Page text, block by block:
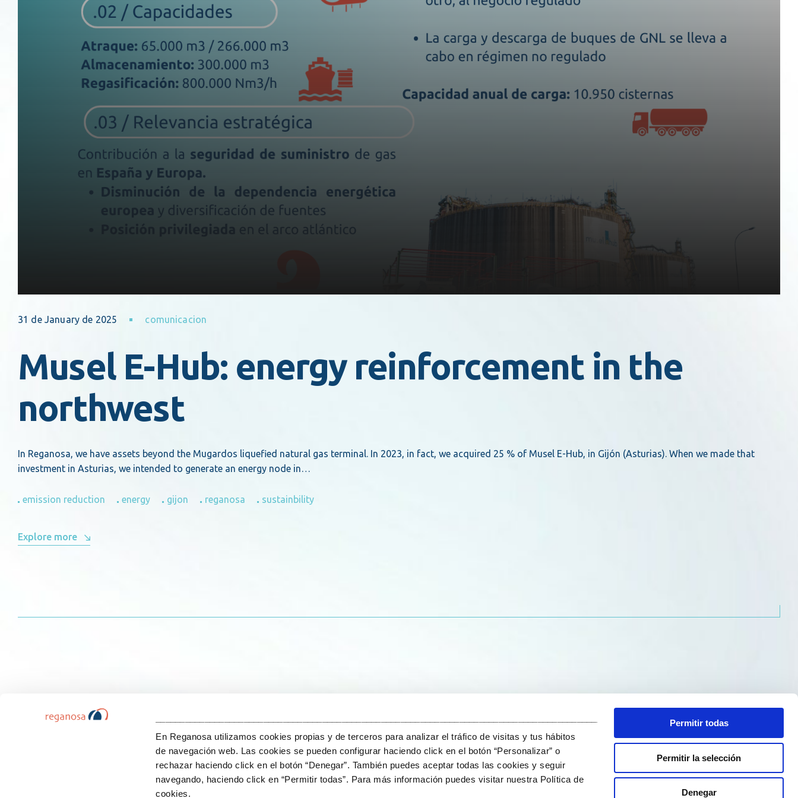
___________________________________________________________________________________________________________
En Reganosa utilizamos cookies propias y de terceros para analizar el tráfico de visitas y tus hábitos
de navegación web. Las cookies se pueden configurar haciendo click en el botón “Personalizar” o
rechazar haciendo click en el botón “Denegar”. También puedes aceptar todas las cookies y seguir
navegando, haciendo click en “Permitir todas”. Para más información puedes visitar nuestra Política de
cookies.
Permitir todas
Permitir la selección
Denegar
31 de January de 2025 comunicacion
Musel E-Hub: energy reinforcement in the
northwest
In Reganosa, we have assets beyond the Mugardos liquefied natural gas terminal. In 2023, in fact, we acquired 25 % of Musel E-Hub, in Gijón (Asturias). When we made that
investment in Asturias, we intended to generate an energy node in…
emission reduction energy gijon reganosa sustainbility
Explore more